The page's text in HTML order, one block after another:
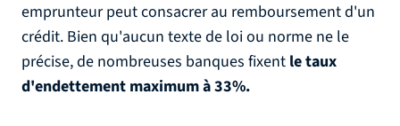
emprunteur peut consacrer au remboursement d'un
crédit. Bien qu'aucun texte de loi ou norme ne le
précise, de nombreuses banques fixent le taux
d'endettement maximum à 33%.